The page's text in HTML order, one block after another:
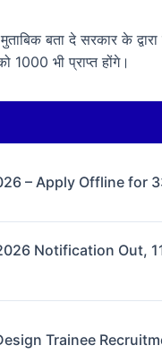
बता दे सरकार के
1000 भी प्राप्त होंगे।
– Apply Offline for
Notification Out,
Trainee